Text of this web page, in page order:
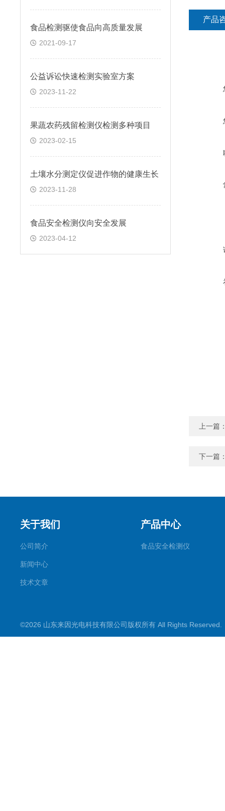
食品检测驱使食品向高质量发展
2021-09-17
公益诉讼快速检测实验室方案
2023-11-22
果蔬农药残留检测仪检测多种项目
2023-02-15
土壤水分测定仪促进作物的健康生长
2023-11-28
食品安全检测仪向安全发展
2023-04-12
产品
上一篇
下一篇
关于我们
公司简介
新闻中心
技术文章
产品中心
食品安全检测仪
©2026 山东来因光电科技有限公司版权所有 All Rights